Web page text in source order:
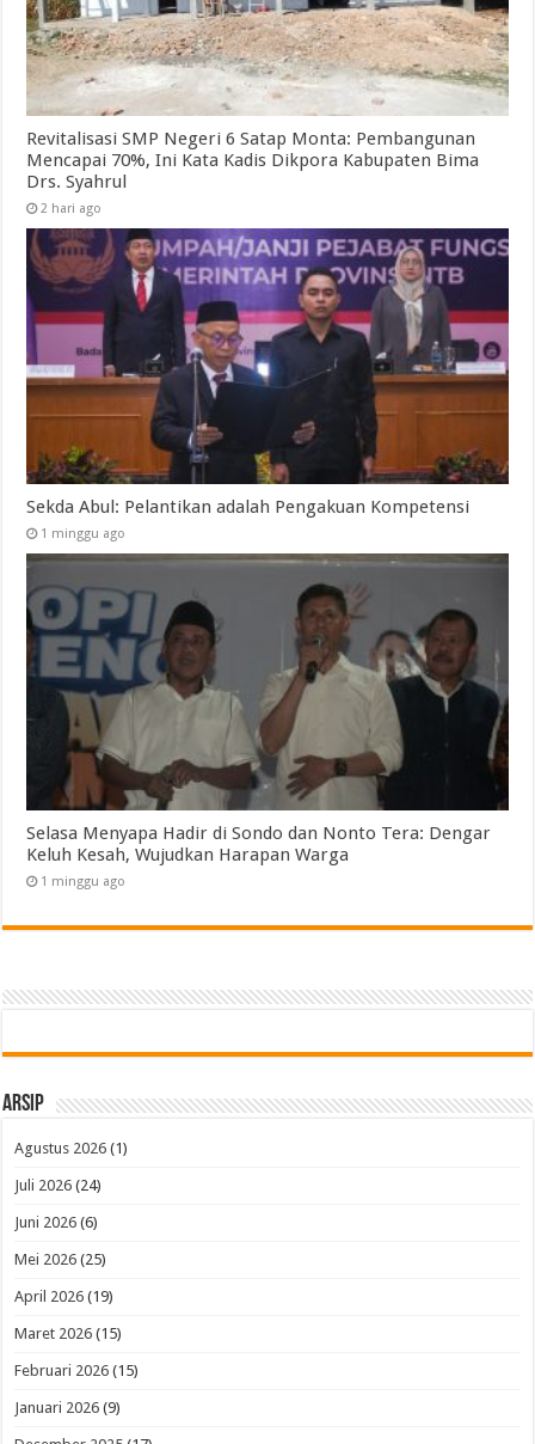
Revitalisasi SMP Negeri 6 Satap Monta: Pembangunan
Mencapai 70%, Ini Kata Kadis Dikpora Kabupaten Bima
Drs. Syahrul
2 hari ago
Sekda Abul: Pelantikan adalah Pengakuan Kompetensi
1 minggu ago
Selasa Menyapa Hadir di Sondo dan Nonto Tera: Dengar
Keluh Kesah, Wujudkan Harapan Warga
1 minggu ago
Arsip
Agustus 2026 (1)
Juli 2026 (24)
Juni 2026 (6)
Mei 2026 (25)
April 2026 (19)
Maret 2026 (15)
Februari 2026 (15)
Januari 2026 (9)